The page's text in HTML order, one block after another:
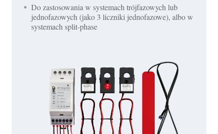
Do zastosowania w systemach trójfazowych lub
jednofazowych (jako 3 liczniki jednofazowe), albo w
systemach split-phase